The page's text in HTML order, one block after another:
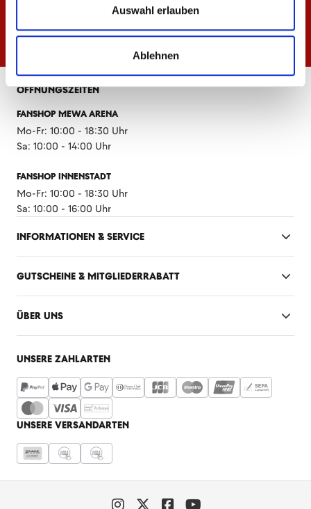
Auswahl erlauben
Ablehnen
ÖFFNUNGSZEITEN
FANSHOP MEWA ARENA
Mo-Fr: 10:00 - 18:30 Uhr
Sa: 10:00 - 14:00 Uhr
FANSHOP INNENSTADT
Mo-Fr: 10:00 - 18:30 Uhr
Sa: 10:00 - 16:00 Uhr
INFORMATIONEN & SERVICE
GUTSCHEINE & MITGLIEDERRABATT
ÜBER UNS
UNSERE ZAHLARTEN
UNSERE VERSANDARTEN